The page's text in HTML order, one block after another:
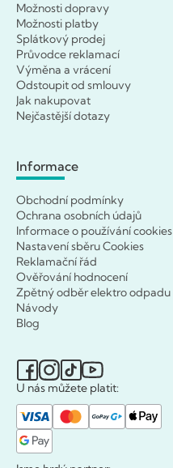
Možnosti dopravy
Možnosti platby
Splátkový prodej
Průvodce reklamací
Výměna a vrácení
Odstoupit od smlouvy
Jak nakupovat
Nejčastější dotazy
Informace
Obchodní podmínky
Ochrana osobních údajů
Informace o používání cookies
Nastavení sběru Cookies
Reklamační řád
Ověřování hodnocení
Zpětný odběr elektro odpadu
Návody
Blog
U nás můžete platit: